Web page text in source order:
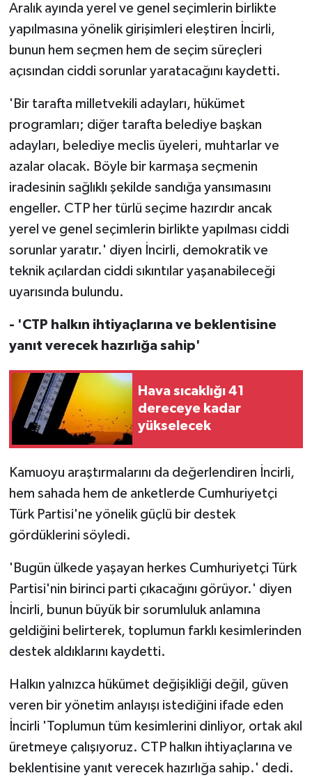
Aralık ayında yerel ve genel seçimlerin birlikte
yapılmasına yönelik girişimleri eleştiren İncirli,
bunun hem seçmen hem de seçim süreçleri
açısından ciddi sorunlar yaratacağını kaydetti.
'Bir tarafta milletvekili adayları, hükümet
programları; diğer tarafta belediye başkan
adayları, belediye meclis üyeleri, muhtarlar ve
azalar olacak. Böyle bir karmaşa seçmenin
iradesinin sağlıklı şekilde sandığa yansımasını
engeller. CTP her türlü seçime hazırdır ancak
yerel ve genel seçimlerin birlikte yapılması ciddi
sorunlar yaratır.' diyen İncirli, demokratik ve
teknik açılardan ciddi sıkıntılar yaşanabileceği
uyarısında bulundu.
- 'CTP halkın ihtiyaçlarına ve beklentisine
yanıt verecek hazırlığa sahip'
Hava sıcaklığı 41
dereceye kadar
yükselecek
Kamuoyu araştırmalarını da değerlendiren İncirli,
hem sahada hem de anketlerde Cumhuriyetçi
Türk Partisi'ne yönelik güçlü bir destek
gördüklerini söyledi.
'Bugün ülkede yaşayan herkes Cumhuriyetçi Türk
Partisi'nin birinci parti çıkacağını görüyor.' diyen
İncirli, bunun büyük bir sorumluluk anlamına
geldiğini belirterek, toplumun farklı kesimlerinden
destek aldıklarını kaydetti.
Halkın yalnızca hükümet değişikliği değil, güven
veren bir yönetim anlayışı istediğini ifade eden
İncirli 'Toplumun tüm kesimlerini dinliyor, ortak akıl
üretmeye çalışıyoruz. CTP halkın ihtiyaçlarına ve
beklentisine yanıt verecek hazırlığa sahip.' dedi.